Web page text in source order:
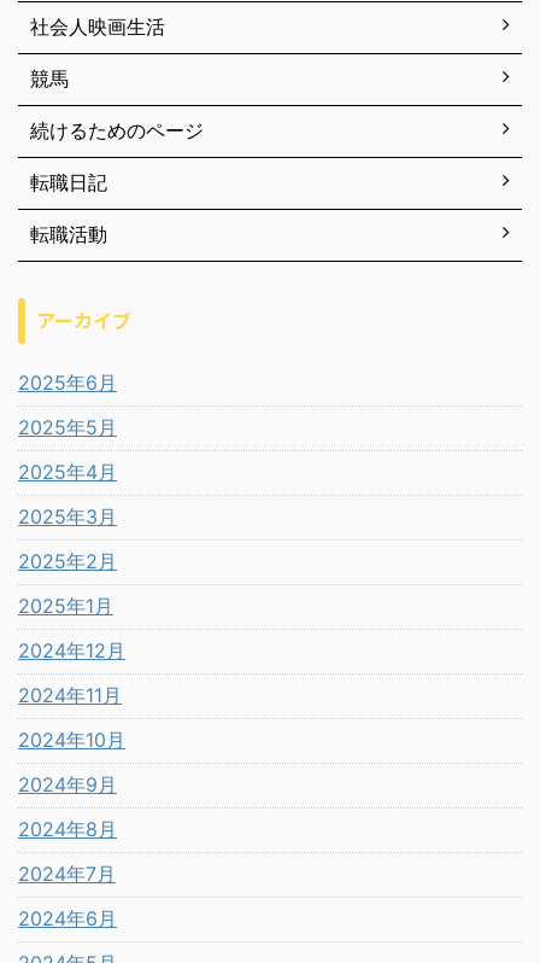
社会人映画生活
競馬
続けるためのページ
転職日記
転職活動
アーカイブ
2025年6月
2025年5月
2025年4月
2025年3月
2025年2月
2025年1月
2024年12月
2024年11月
2024年10月
2024年9月
2024年8月
2024年7月
2024年6月